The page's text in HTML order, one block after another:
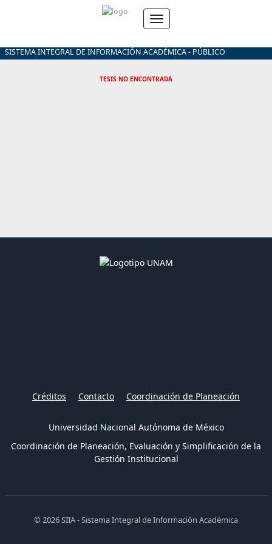
SISTEMA INTEGRAL DE INFORMACIÓN ACADÉMICA - PÚBLICO
TESIS NO ENCONTRADA
Créditos Contacto Coordinación de Planeación
Universidad Nacional Autónoma de México
Coordinación de Planeación, Evaluación y Simplificación de la
Gestión Institucional
© 2026 SIIA - Sistema Integral de Información Académica